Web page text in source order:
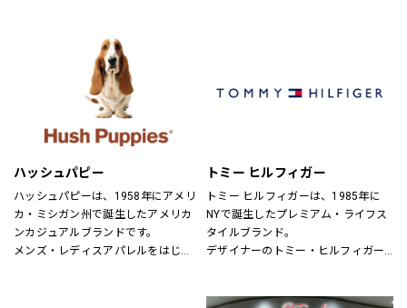
（CottonHouse Aya）、バスコ
ィウミ（MidiUmi）、エトレリー
（etre relie）、ノンブルアンペール
（NOMBRE IMPAIR）、フィルデフェ
ール（FIL DE FER）、秋霞堂（シュ
ウカドウ）、アントゲージ
（BLANC basque）、カーキ
ハッシュパピー
ハッシュパピーは、1958年にアメリ
カ・ミシガン州で誕生したアメリカ
ンカジュアルブランドです。
メンズ・レディスアパレルをはじ
トミー ヒルフィガー
トミー ヒルフィガーは、1985年に
NYで誕生したプレミアム・ライフス
タイルブランド。
デザイナーのトミー・ヒルフィガー